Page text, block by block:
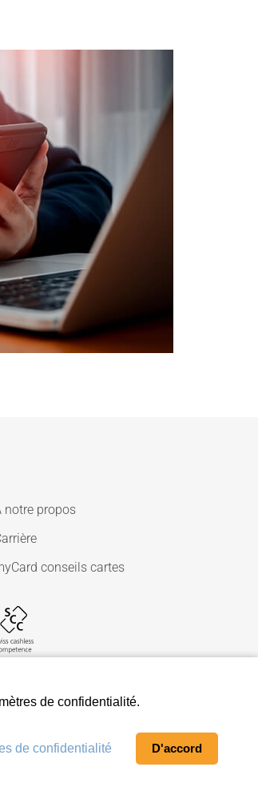
de confidentialité.
de confidentialité D'accord
notre propos
conseils cartes